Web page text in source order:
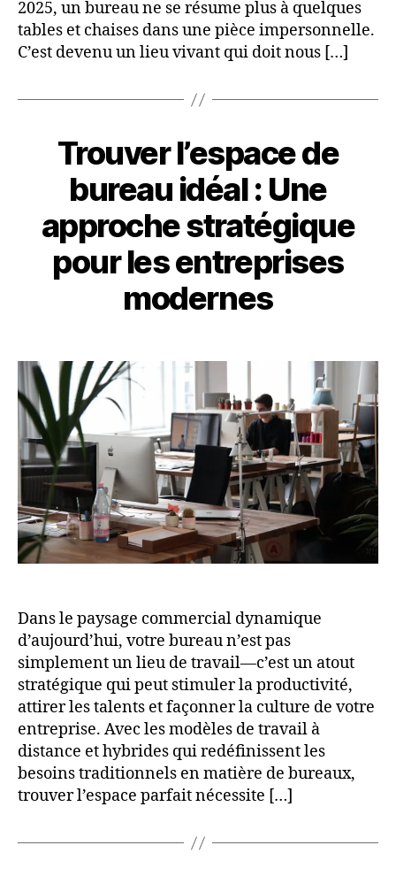
2025, un bureau ne se résume plus à quelques
tables et chaises dans une pièce impersonnelle.
C’est devenu un lieu vivant qui doit nous […]
Trouver l’espace de
bureau idéal : Une
approche stratégique
pour les entreprises
modernes
Dans le paysage commercial dynamique
d’aujourd’hui, votre bureau n’est pas
simplement un lieu de travail—c’est un atout
stratégique qui peut stimuler la productivité,
attirer les talents et façonner la culture de votre
entreprise. Avec les modèles de travail à
distance et hybrides qui redéfinissent les
besoins traditionnels en matière de bureaux,
trouver l’espace parfait nécessite […]